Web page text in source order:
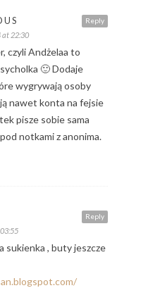
Reply
at 22:30
czyli Andżelaa to
🙂 Dodaje
wygrywają osoby
nawet konta na fejsie
pisze sobie sama
notkami z anonima.
Reply
sukienka , buty jeszcze